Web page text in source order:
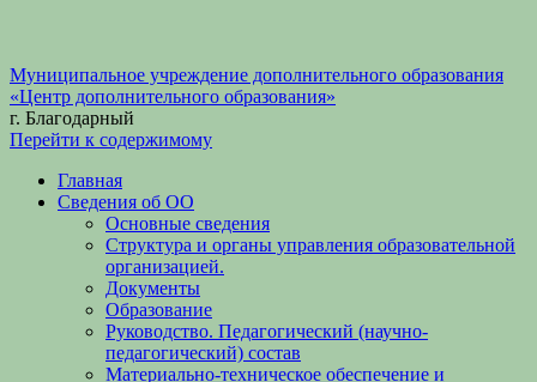
Муниципальное учреждение дополнительного образования
«Центр дополнительного образования»
г. Благодарный
Перейти к содержимому
Главная
Сведения об ОО
Основные сведения
Структура и органы управления образовательной
организацией.
Документы
Образование
Руководство. Педагогический (научно-
педагогический) состав
Материально-техническое обеспечение и